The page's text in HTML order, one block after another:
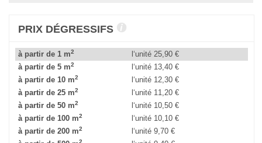
PRIX DÉGRESSIFS
à partir de 1 m2 l‘unité25,90 €
à partir de 5 m2 l‘unité 13,40 €
à partir de 10 m2 l‘unité 12,30 €
à partir de 25 m2 l‘unité 11,20 €
à partir de 50 m2 l‘unité 10,50 €
à partir de 100 m2 l‘unité 10,10 €
à partir de 200 m2 l‘unité9,70 €